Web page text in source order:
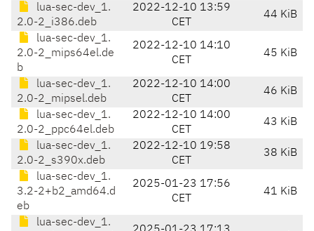
lua-sec-dev_1.
2.0-2_i386.deb
2022-12-10 13:59
CET
44 KiB
lua-sec-dev_1.
2.0-2_mips64el.de
b
2022-12-10 14:10
CET
45 KiB
lua-sec-dev_1.
2.0-2_mipsel.deb
2022-12-10 14:00
CET
46 KiB
lua-sec-dev_1.
2.0-2_ppc64el.deb
2022-12-10 14:00
CET
43 KiB
lua-sec-dev_1.
2.0-2_s390x.deb
2022-12-10 19:58
CET
38 KiB
lua-sec-dev_1.
3.2-2+b2_amd64.d
eb
2025-01-23 17:56
CET
41 KiB
lua-sec-dev_1.